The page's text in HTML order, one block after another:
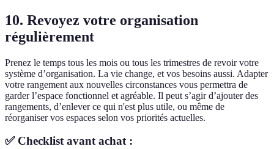
10. Revoyez votre organisation
régulièrement
Prenez le temps tous les mois ou tous les trimestres de revoir votre
système d’organisation. La vie change, et vos besoins aussi. Adapter
votre rangement aux nouvelles circonstances vous permettra de
garder l’espace fonctionnel et agréable. Il peut s’agir d’ajouter des
rangements, d’enlever ce qui n'est plus utile, ou même de
réorganiser vos espaces selon vos priorités actuelles.
✅ Checklist avant achat :